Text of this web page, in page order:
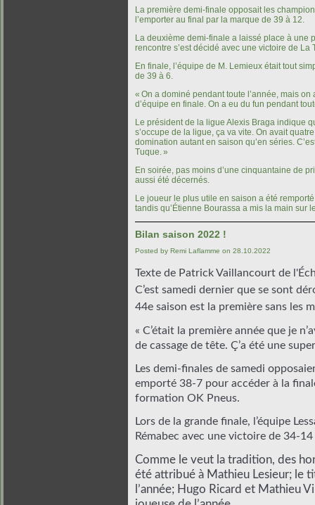
La première ­demi-finale opposait les
La deuxième ­demi-finale a laissé place à une
En finale, l’équipe de M. Lemieux était tout
« ­On a dominé pendant toute l’année, mais
Le président de la ligue ­Alexis ­Braga indique
s’occupe de la ligue, ça va vite. On avait
En soirée, pas moins d’une cinquantaine de
Le joueur le plus utile en saison a été
Texte de Patrick Vaillancourt de
C’est samedi dernier que se sont
44e saison est la première sans les
« C’était la première année que je
Les demi-finales de samedi
emporté 38-7 pour accéder à la
Lors de la grande finale, l’équipe
Rémabec avec une victoire de 34-
Comme le veut la tradition, des
été attribué à Mathieu Lesieur; le
l’année; Hugo Ricard et Mathieu